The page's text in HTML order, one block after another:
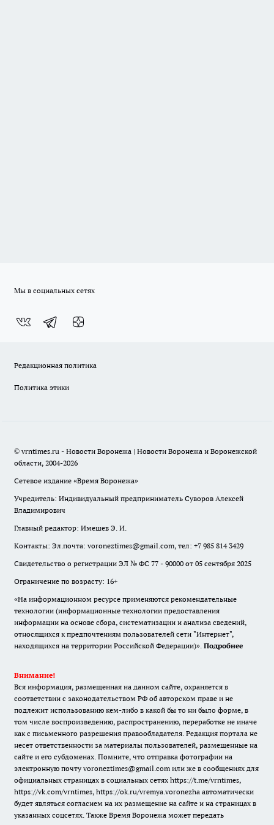
Мы в социальных сетях
Редакционная политика
Политика этики
© vrntimes.ru - Новости Воронежа | Новости Воронежа и Воронежской
области, 2004-2026
Сетевое издание «Время Воронежа»
Учредитель: Индивидуальный предприниматель Суворов Алексей
Владимирович
Главный редактор: Имешев Э. И.
Контакты: Эл.почта: voroneztimes@gmail.com, тел: +7 985 814 3429
Свидетельство о регистрации ЭЛ № ФС 77 - 90000 от 05 сентября 2025
Ограничение по возрасту: 16+
«На информационном ресурсе применяются рекомендательные
технологии (информационные технологии предоставления
информации на основе сбора, систематизации и анализа сведений,
относящихся к предпочтениям пользователей сети "Интернет",
находящихся на территории Российской Федерации)». Подробнее
Внимание!
Вся информация, размещенная на данном сайте, охраняется в
соответствии с законодательством РФ об авторском праве и не
подлежит использованию кем-либо в какой бы то ни было форме, в
том числе воспроизведению, распространению, переработке не иначе
как с письменного разрешения правообладателя. Редакция портала не
несет ответственности за материалы пользователей, размещенные на
сайте и его субдоменах. Помните, что отправка фотографии на
электронную почту voroneztimes@gmail.com или же в сообщениях для
официальных страницах в социальных сетях https://t.me/vrntimes,
https://vk.com/vrntimes, https://ok.ru/vremya.voronezha автоматически
будет являться согласием на их размещение на сайте и на страницах в
указанных соцсетях. Также Время Воронежа может передать